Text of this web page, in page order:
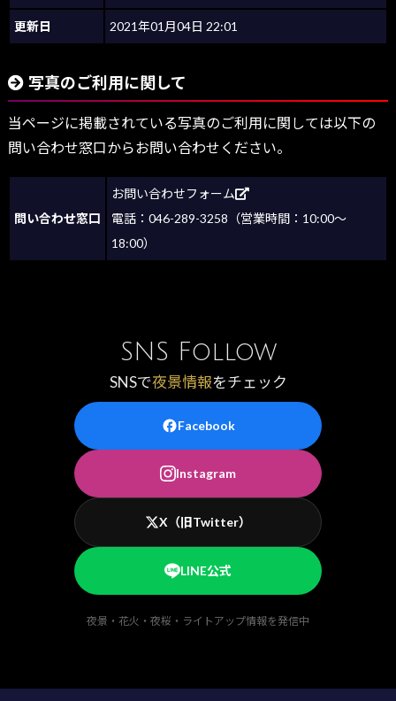
更新日 2021年01月04日 22:01
写真のご利用に関して
当ページに掲載されている写真のご利用に関しては以下の
問い合わせ窓口からお問い合わせください。
問い合わせ窓口
お問い合わせフォーム
電話：046-289-3258（営業時間：10:00～
18:00）
SNS Follow
SNSで夜景情報をチェック
Facebook
Instagram
X（旧Twitter）
LINE公式
夜景・花火・夜桜・ライトアップ情報を発信中